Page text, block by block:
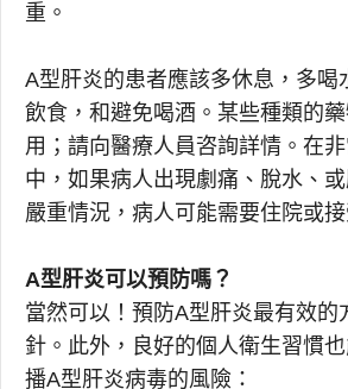
重。
A型肝炎的患者應該多休息，多喝
飲食，和避免喝酒。某些種類的
用；請向醫療人員咨詢詳情。在
中，如果病人出現劇痛、脫水、
嚴重情況，病人可能需要住院或
A型肝炎可以預防嗎？
當然可以！預防A型肝炎最有效的
針。此外，良好的個人衛生習慣
播A型肝炎病毒的風險：